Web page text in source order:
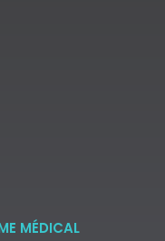
MÉDICAL